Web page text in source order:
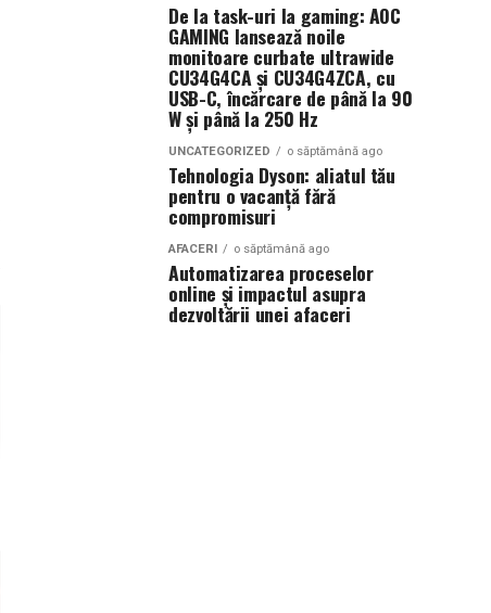
De la task-uri la gaming: AOC
GAMING lansează noile
monitoare curbate ultrawide
CU34G4CA și CU34G4ZCA, cu
USB-C, încărcare de până la 90
W și până la 250 Hz
UNCATEGORIZED o săptămână ago
Tehnologia Dyson: aliatul tău
pentru o vacanță fără
compromisuri
AFACERI o săptămână ago
Automatizarea proceselor
online și impactul asupra
dezvoltării unei afaceri